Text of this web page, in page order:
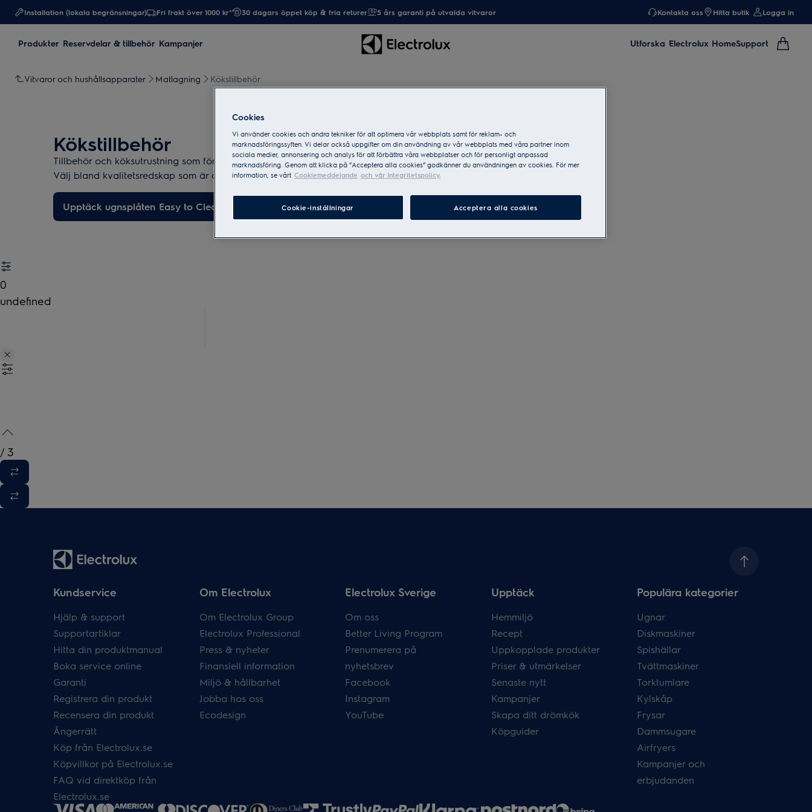
Installation (lokala begränsningar) Fri frakt över 1000 kr* 30 dagars öppet köp & fria returer 5 års garanti på utvalda vitvaror Kontakta oss Hitta butik Logga in
Produkter Reservdelar & tillbehör Kampanjer Utforska Electrolux HomeSupport
Vitvaror och hushållsapparater Matlagning Kökstillbehör
Kökstillbehör
Tillbehör och köksutrustning som förenklar och förbättrar din matlagning.
Välj bland kvalitetsredskap som är anpassade efter just dina produkter.
Upptäck ugnsplåten Easy to Clean
0
undefined
/ 3
Kundservice
Hjälp & support
Supportartiklar
Hitta din produktmanual
Boka service online
Garanti
Registrera din produkt
Recensera din produkt
Ångerrätt
Köp från Electrolux.se
Köpvillkor på Electrolux.se
FAQ vid direktköp från
Electrolux.se
Om Electrolux
Om Electrolux Group
Electrolux Professional
Press & nyheter
Finansiell information
Miljö & hållbarhet
Jobba hos oss
Ecodesign
Electrolux Sverige
Om oss
Better Living Program
Prenumerera på
nyhetsbrev
Facebook
Instagram
YouTube
Upptäck
Hemmiljö
Recept
Uppkopplade produkter
Priser & utmärkelser
Senaste nytt
Kampanjer
Skapa ditt drömkök
Köpguider
Populära kategorier
Ugnar
Diskmaskiner
Spishällar
Tvättmaskiner
Torktumlare
Kylskåp
Frysar
Dammsugare
Airfryers
Kampanjer och
erbjudanden
Cookies
Vi använder cookies och andra tekniker för att optimera vår webbplats samt för reklam- och
marknadsföringssyften. Vi delar också uppgifter om din användning av vår webbplats med våra partner inom
sociala medier, annonsering och analys för att förbättra våra webbplatser och för personligt anpassad
marknadsföring. Genom att klicka på ”Acceptera alla cookies” godkänner du användningen av cookies. För mer
information, se vårt Cookiemeddelande och vår Integritetspolicy.
Cookie-inställningar Acceptera alla cookies